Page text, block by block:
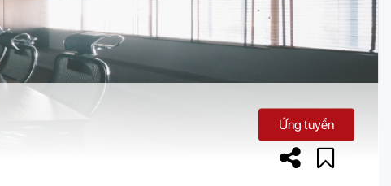
Ứng tuyển